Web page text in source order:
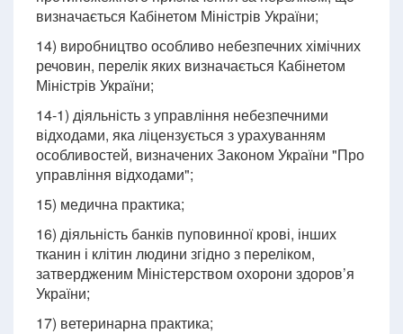
визначається Кабінетом Міністрів України;
14) виробництво особливо небезпечних хімічних
речовин, перелік яких визначається Кабінетом
Міністрів України;
14-1) діяльність з управління небезпечними
відходами, яка ліцензується з урахуванням
особливостей, визначених Законом України "Про
управління відходами";
15) медична практика;
16) діяльність банків пуповинної крові, інших
тканин і клітин людини згідно з переліком,
затвердженим Міністерством охорони здоров’я
України;
17) ветеринарна практика;